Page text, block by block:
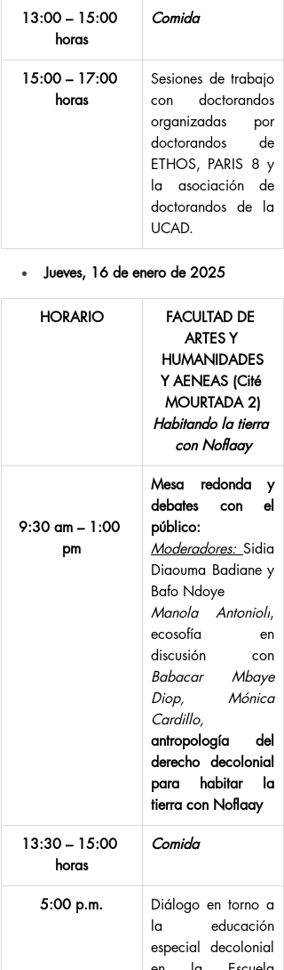
13:00 – 15:00
horas
Comida
15:00 – 17:00
horas
Sesiones de trabajo
con doctorandos
organizadas por
doctorandos de
ETHOS, PARIS 8 y
la asociación de
doctorandos de la
UCAD.
Jueves, 16 de enero de 2025
HORARIO
FACULTAD DE
ARTES Y
HUMANIDADES
Y AENEAS (Cité
MOURTADA 2)
Habitando la tierra
con Noflaay
9:30 am – 1:00
pm
Mesa redonda y
debates con el
público:
Moderadores: Sidia
Diaouma Badiane y
Bafo Ndoye
Manola Antonioli,
ecosofía en
Babacar Mbaye
Diop, Mónica
antropología del
derecho decolonial
para habitar la
tierra con Noflaay
13:30 – 15:00
horas
Comida
5:00 p.m.
Diálogo en torno a
la educación
especial decolonial